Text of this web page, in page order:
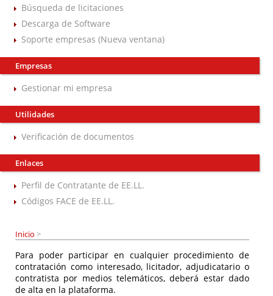
Búsqueda de licitaciones
Descarga de Software
Soporte empresas (Nueva ventana)
Empresas
Gestionar mi empresa
Utilidades
Verificación de documentos
Enlaces
Perfil de Contratante de EE.LL.
Códigos FACE de EE.LL.
Inicio >
Para poder participar en cualquier procedimiento de
contratación como interesado, licitador, adjudicatario o
contratista por medios telemáticos, deberá estar dado
de alta en la plataforma.